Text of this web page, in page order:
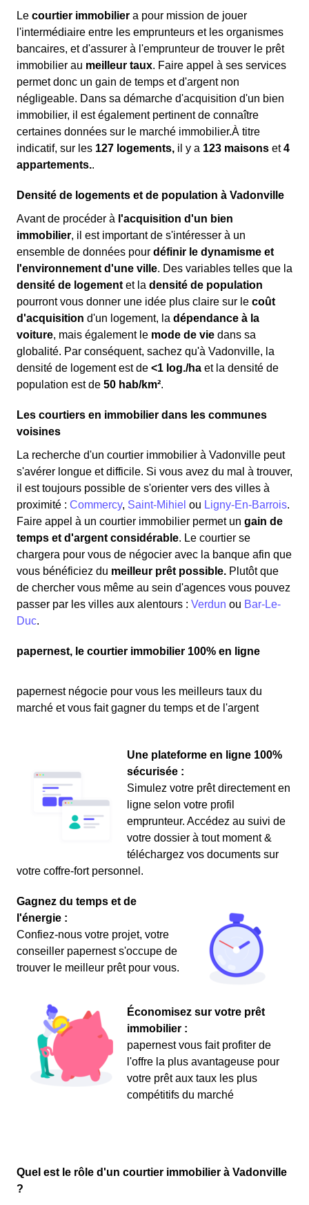
Le courtier immobilier a pour mission de jouer
l'intermédiaire entre les emprunteurs et les organismes
bancaires, et d'assurer à l'emprunteur de trouver le prêt
immobilier au meilleur taux. Faire appel à ses services
permet donc un gain de temps et d'argent non
négligeable. Dans sa démarche d'acquisition d'un bien
immobilier, il est également pertinent de connaître
certaines données sur le marché immobilier.À titre
indicatif, sur les 127 logements, il y a 123 maisons et4
appartements..
Densité de logements et de population à Vadonville
Avant de procéder à l'acquisition d'un bien
immobilier, il est important de s'intéresser à un
ensemble de données pour définir le dynamisme et
l'environnement d'une ville. Des variables telles que la
densité de logement et la densité de population
pourront vous donner une idée plus claire sur le coût
d'acquisition d'un logement, la dépendance à la
voiture, mais également le mode de vie dans sa
globalité. Par conséquent, sachez qu'à Vadonville, la
densité de logement est de <1 log./ha et la densité de
population est de 50 hab/km².
Les courtiers en immobilier dans les communes
voisines
La recherche d'un courtier immobilier à Vadonville peut
s'avérer longue et difficile. Si vous avez du mal à trouver,
il est toujours possible de s'orienter vers des villes à
proximité : Commercy, Saint-Mihiel ou Ligny-En-Barrois.
Faire appel à un courtier immobilier permet un gain de
temps et d'argent considérable. Le courtier se
chargera pour vous de négocier avec la banque afin que
vous bénéficiez du meilleur prêt possible. Plutôt que
de chercher vous même au sein d'agences vous pouvez
passer par les villes aux alentours : Verdun ou Bar-Le-
Duc.
papernest, le courtier immobilier 100% en ligne
papernest négocie pour vous les meilleurs taux du
marché et vous fait gagner du temps et de l'argent
Une plateforme en ligne 100%
sécurisée :
Simulez votre prêt directement en
ligne selon votre profil
emprunteur. Accédez au suivi de
votre dossier à tout moment &
téléchargez vos documents sur
votre coffre-fort personnel.
Gagnez du temps et de
l'énergie :
Confiez-nous votre projet, votre
conseiller papernest s'occupe de
trouver le meilleur prêt pour vous.
Économisez sur votre prêt
immobilier :
papernest vous fait profiter de
l'offre la plus avantageuse pour
votre prêt aux taux les plus
compétitifs du marché
Quel est le rôle d'un courtier immobilier à Vadonville
?